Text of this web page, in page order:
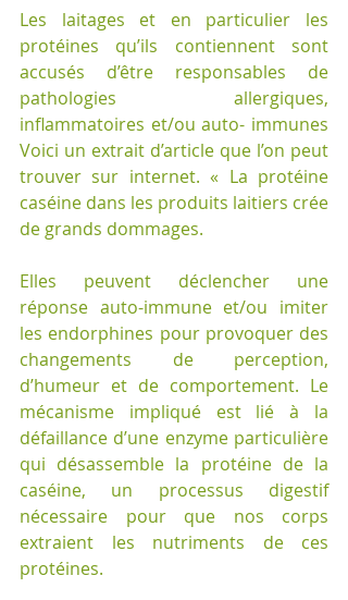
Les laitages et en particulier les
protéines qu’ils contiennent sont
accusés d’être responsables de
pathologies allergiques,
inflammatoires et/ou auto- immunes
Voici un extrait d’article que l’on peut
trouver sur internet. « La protéine
caséine dans les produits laitiers crée
de grands dommages.
Elles peuvent déclencher une
réponse auto-immune et/ou imiter
les endorphines pour provoquer des
changements de perception,
d’humeur et de comportement. Le
mécanisme impliqué est lié à la
défaillance d’une enzyme particulière
qui désassemble la protéine de la
caséine, un processus digestif
nécessaire pour que nos corps
extraient les nutriments de ces
protéines.